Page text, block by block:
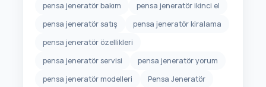
pensa jeneratör bakım
pensa jeneratör ikinci el
pensa jeneratör satış
pensa jeneratör kiralama
pensa jeneratör özellikleri
pensa jeneratör servisi
pensa jeneratör yorum
pensa jeneratör modelleri
Pensa Jeneratör